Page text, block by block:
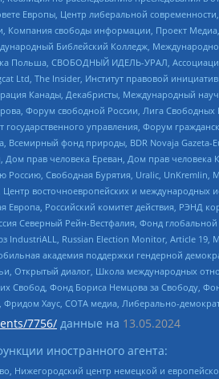
Европы, Центр либеральной
свободы информации, Проект
Библейский Колледж,
Польша, СВОБОДНЫЙ ИДЕЛЬ-УРАЛ,
Ltd, The Insider, Институт правовой
Канады, Декабристы, Международный
Форум свободной России, Лига
государственного управления, Форум
Всемирный фонд природы, BDR Novaja
прав человека Ереван, Дом прав
Россию, Свободная Бурятия, Uralic,
восточноевропейских и
Европа, Российский комитет действия, РЭНД
Северный Рейн-Вестфалия, Фонд
IndustriALL, Russian Election Monitor, Article
академия поддержки гендерной
Открытый диалог, Школа международных
Свобод, Фонд Бориса Немцова за Свободу,
Хаус, СОТА медиа, Либерально-
7756/ данные на 13.05.2024
иностранного агента:
Нижегородский центр немецкой и